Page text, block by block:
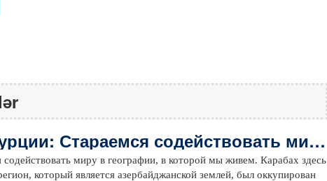
Стараемся содействовать мир
в которой мы живем
миру в географии, в которой мы живем. Карабах здесь
который является азербайджанской землей, был оккупирован